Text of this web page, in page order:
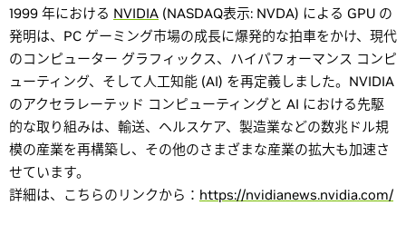
1999 年における NVIDIA (NASDAQ表示: NVDA) による GPU の
発明は、PC ゲーミング市場の成長に爆発的な拍車をかけ、現代
のコンピューター グラフィックス、ハイパフォーマンス コンピ
ューティング、そして人工知能 (AI) を再定義しました。NVIDIA
のアクセラレーテッド コンピューティングと AI における先駆
的な取り組みは、輸送、ヘルスケア、製造業などの数兆ドル規
模の産業を再構築し、その他のさまざまな産業の拡大も加速さ
せています。
詳細は、こちらのリンクから： https://nvidianews.nvidia.com/